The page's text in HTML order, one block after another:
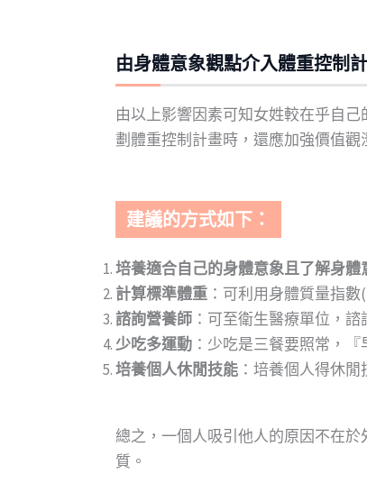
由身體意象觀點介入體重控制
由以上影響因素可知女姓較在乎自
劃體重控制計畫時，還應加強價值觀
建議的方式如下：
培養適合自己的身體意象且了解身體
計算標準體重：可利用身體質量指數
諮詢營養師：可至衛生醫療單位，諮
少吃多運動：少吃是三餐要照常，『
培養個人休閒技能：培養個人得休閒
總之，一個人吸引他人的原因不在
質。